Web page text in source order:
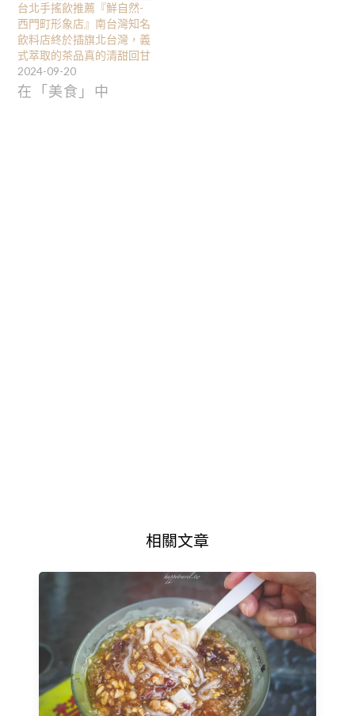
台北手搖飲推薦『鮮自然-
西門町形象店』南台灣知名
飲料店終於插旗北台灣，義
式萃取的茶品真的清甜回甘
2024-09-20
在「美食」中
相關文章